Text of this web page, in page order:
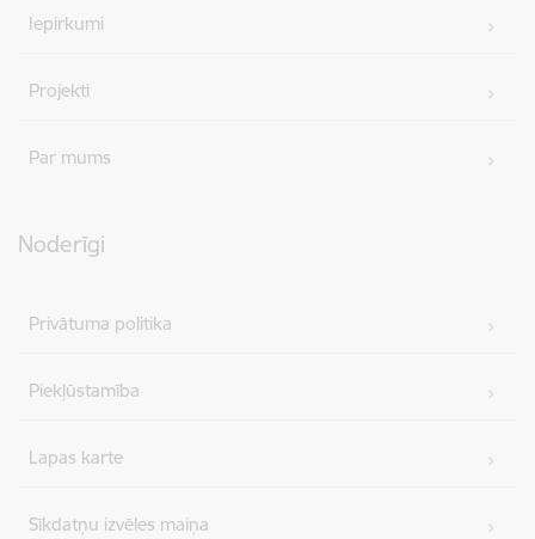
Iepirkumi
Projekti
Par mums
Noderīgi
Privātuma politika
Piekļūstamība
Lapas karte
Sīkdatņu izvēles maiņa